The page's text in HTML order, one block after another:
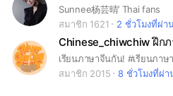
Sunnee杨芸晴’ Thai fans
สมาชิก 1621
2 ชั่วโมงที่ผ่า
Chinese_chiwchiw ฝึ
เรียนภาษาจีนกัน! #เรียนภา
สมาชิก 2015
8 ชั่วโมงที่ผ่า